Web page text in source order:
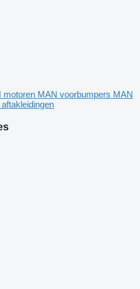
motoren MAN voorbumpers MAN